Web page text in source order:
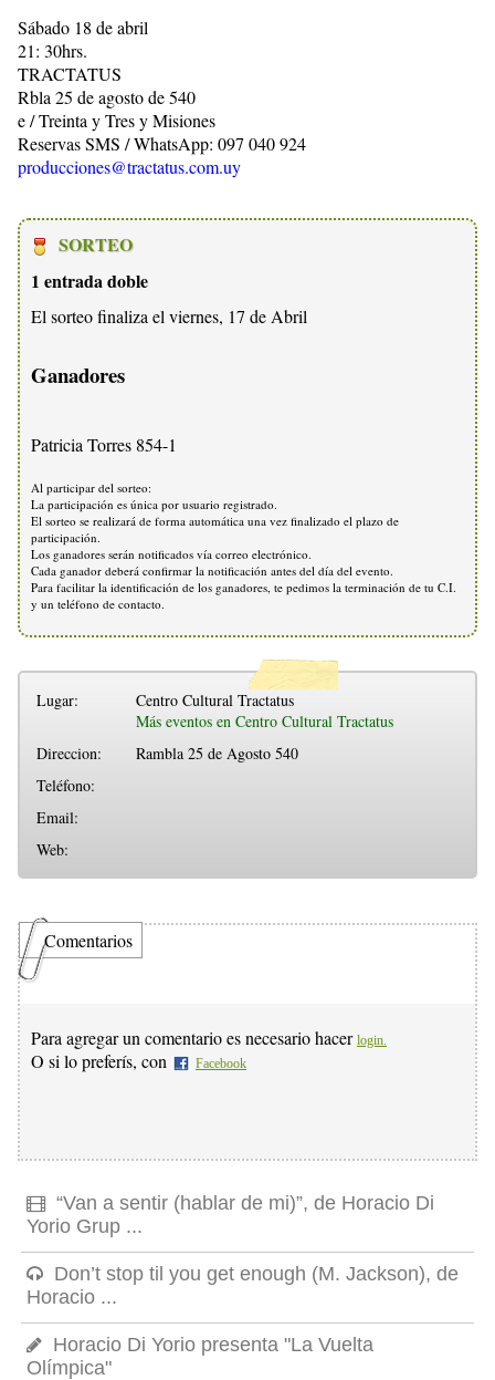
Sábado 18 de abril
21: 30hrs.
TRACTATUS
Rbla 25 de agosto de 540
e / Treinta y Tres y Misiones
Reservas SMS / WhatsApp: 097 040 924
producciones@tractatus.com.uy
SORTEO
1 entrada doble
El sorteo finaliza el viernes, 17 de Abril
Ganadores
Patricia Torres 854-1
Al participar del sorteo:
La participación es única por usuario registrado.
El sorteo se realizará de forma automática una vez finalizado el plazo de
participación.
Los ganadores serán notificados vía correo electrónico.
Cada ganador deberá confirmar la notificación antes del día del evento.
Para facilitar la identificación de los ganadores, te pedimos la terminación de tu C.I.
y un teléfono de contacto.
Lugar:
Centro Cultural Tractatus
Más eventos en Centro Cultural Tractatus
Direccion:
Rambla 25 de Agosto 540
Teléfono:
Email:
Web:
Comentarios
Para agregar un comentario es necesario hacer login.
O si lo preferís, con Facebook
“Van a sentir (hablar de mi)”, de Horacio Di
Yorio Grup ...
Don’t stop til you get enough (M. Jackson), de
Horacio ...
Horacio Di Yorio presenta "La Vuelta
Olímpica"